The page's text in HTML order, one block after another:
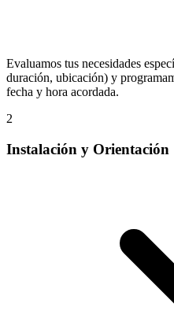
Evaluamos tus necesidades
duración, ubicación) y
fecha y hora acordada.
2
Instalación y Orientación